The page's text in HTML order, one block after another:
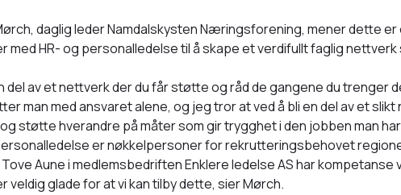
daglig leder Namdalskysten Næringsforening, mener dette er
med HR- og personalledelse til å skape et verdifullt faglig nettverk
del av et nettverk der du får støtte og råd de gangene du trenger
man med ansvaret alene, og jeg tror at ved å bli en del av et slikt
støtte hverandre på måter som gir trygghet i den jobben man
er nøkkelpersoner for rekrutteringsbehovet
Aune i medlemsbedriften Enklere ledelse AS har kompetanse
veldig glade for at vi kan tilby dette, sier Mørch.